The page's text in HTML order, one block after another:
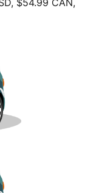
$54.99 CAN,